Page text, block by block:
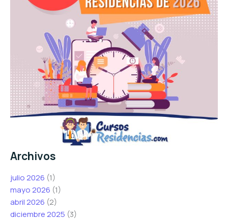
Archivos
julio 2026 (1)
mayo 2026 (1)
abril 2026 (2)
diciembre 2025 (3)